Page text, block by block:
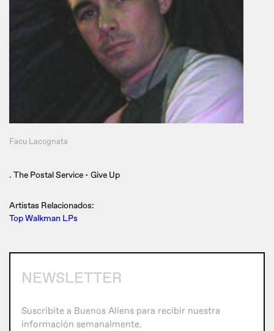
Facu Lacognata
. The Postal Service - Give Up
Artistas Relacionados:
Top Walkman LPs
NEWSLETTER
Suscribite a Buenos Aliens para recibir nuestra
información semanalmente.